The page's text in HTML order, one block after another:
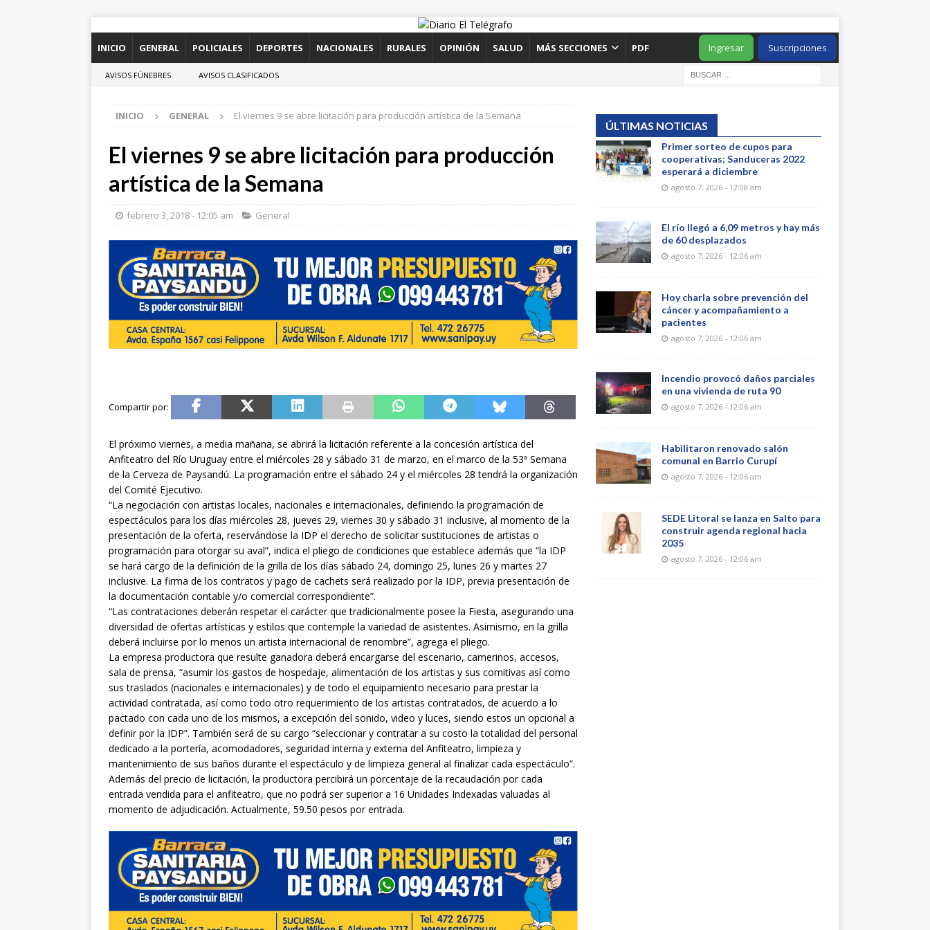
INICIO GENERAL POLICIALES DEPORTES NACIONALES RURALES OPINIÓN SALUD MÁS SECCIONES PDF Suscripciones
Ingresar
AVISOS FÚNEBRES AVISOS CLASIFICADOS
INICIO GENERAL El viernes 9 se abre licitación para producción artística de la Semana
El viernes 9 se abre licitación para producción
artística de la Semana
febrero 3, 2018 - 12:05 am General
El próximo viernes, a media mañana, se abrirá la licitación referente a la concesión artística del
Anfiteatro del Río Uruguay entre el miércoles 28 y sábado 31 de marzo, en el marco de la 53ª Semana
de la Cerveza de Paysandú. La programación entre el sábado 24 y el miércoles 28 tendrá la organización
del Comité Ejecutivo.
“La negociación con artistas locales, nacionales e internacionales, definiendo la programación de
espectáculos para los días miércoles 28, jueves 29, viernes 30 y sábado 31 inclusive, al momento de la
presentación de la oferta, reservándose la IDP el derecho de solicitar sustituciones de artistas o
programación para otorgar su aval”, indica el pliego de condiciones que establece además que “la IDP
se hará cargo de la definición de la grilla de los días sábado 24, domingo 25, lunes 26 y martes 27
inclusive. La firma de los contratos y pago de cachets será realizado por la IDP, previa presentación de
la documentación contable y/o comercial correspondiente”.
“Las contrataciones deberán respetar el carácter que tradicionalmente posee la Fiesta, asegurando una
diversidad de ofertas artísticas y estilos que contemple la variedad de asistentes. Asimismo, en la grilla
deberá incluirse por lo menos un artista internacional de renombre”, agrega el pliego.
La empresa productora que resulte ganadora deberá encargarse del escenario, camerinos, accesos,
sala de prensa, “asumir los gastos de hospedaje, alimentación de los artistas y sus comitivas así como
sus traslados (nacionales e internacionales) y de todo el equipamiento necesario para prestar la
actividad contratada, así como todo otro requerimiento de los artistas contratados, de acuerdo a lo
pactado con cada uno de los mismos, a excepción del sonido, video y luces, siendo estos un opcional a
definir por la IDP”. También será de su cargo “seleccionar y contratar a su costo la totalidad del personal
dedicado a la portería, acomodadores, seguridad interna y externa del Anfiteatro, limpieza y
mantenimiento de sus baños durante el espectáculo y de limpieza general al finalizar cada espectáculo”.
Además del precio de licitación, la productora percibirá un porcentaje de la recaudación por cada
entrada vendida para el anfiteatro, que no podrá ser superior a 16 Unidades Indexadas valuadas al
momento de adjudicación. Actualmente, 59.50 pesos por entrada.
ÚLTIMAS NOTICIAS
Primer sorteo de cupos para
cooperativas; Sanduceras 2022
esperará a diciembre
agosto 7, 2026 - 12:08 am
El río llegó a 6,09 metros y hay más
de 60 desplazados
agosto 7, 2026 - 12:06 am
Hoy charla sobre prevención del
cáncer y acompañamiento a
pacientes
agosto 7, 2026 - 12:06 am
Incendio provocó daños parciales
en una vivienda de ruta 90
agosto 7, 2026 - 12:06 am
Habilitaron renovado salón
comunal en Barrio Curupí
agosto 7, 2026 - 12:06 am
SEDE Litoral se lanza en Salto para
construir agenda regional hacia
2035
agosto 7, 2026 - 12:06 am